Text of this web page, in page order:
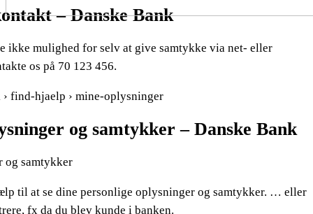
– Danske Bank
ikke mulighed for selv at give samtykke via net- eller
os på 70 123 456.
find-hjaelp › mine-oplysninger
og samtykker – Danske Bank
og samtykker
til at se dine personlige oplysninger og samtykker. … eller
fx da du blev kunde i banken.